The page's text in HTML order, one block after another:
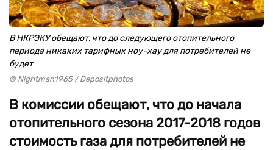
В НКРЭКУ обещают, что до следующего отопительного
периода никаких тарифных ноу-хау для потребителей не
будет
© Nightman1965 / Depositphotos
В комиссии обещают, что до начала
отопительного сезона 2017-2018 годов
стоимость газа для потребителей не